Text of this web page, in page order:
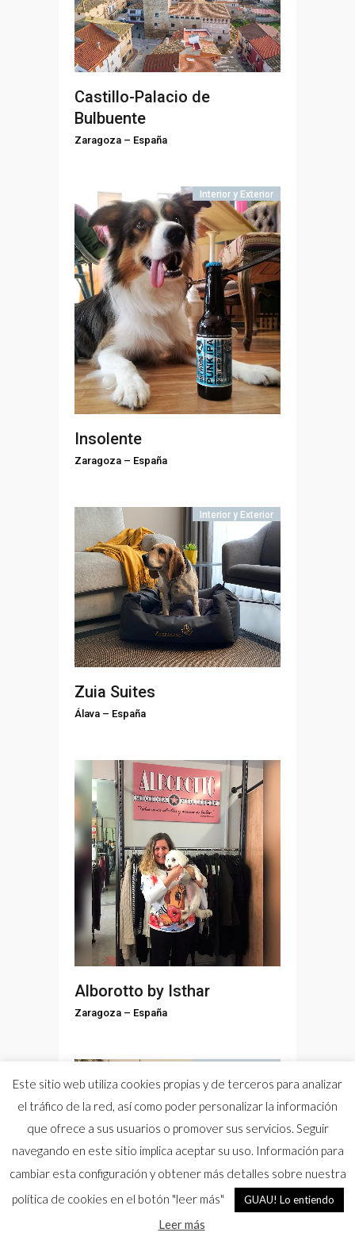
Castillo-Palacio de
Bulbuente
Zaragoza – España
Interior y Exterior
Insolente
Zaragoza – España
Interior y Exterior
Zuia Suites
Álava – España
Alborotto by Isthar
Zaragoza – España
Quinta San Cayetano
Este sitio web utiliza cookies propias y de terceros para analizar
el tráfico de la red, así como poder personalizar la información
que ofrece a sus usuarios o promover sus servicios. Seguir
navegando en este sitio implica aceptar su uso. Información para
cambiar esta configuración y obtener más detalles sobre nuestra
política de cookies en el botón "leer más"
GUAU! Lo entiendo
Leer más